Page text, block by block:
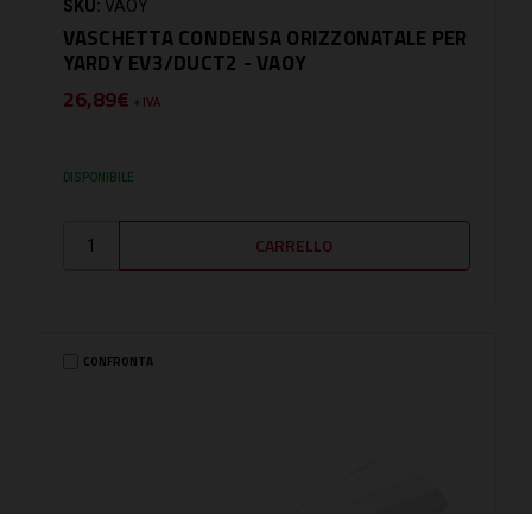
SKU: VAOY
VASCHETTA CONDENSA ORIZZONATALE PER
YARDY EV3/DUCT2 - VAOY
26,89€ + IVA
DISPONIBILE
CONFRONTA